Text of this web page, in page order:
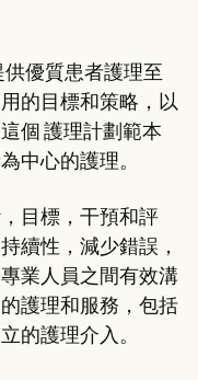
優質患者護理至
的目標和策略，以
個 護理計劃範本
中心的護理。
目標，干預和評
續性，減少錯誤，
業人員之間有效溝
護理和服務，包括
的護理介入。